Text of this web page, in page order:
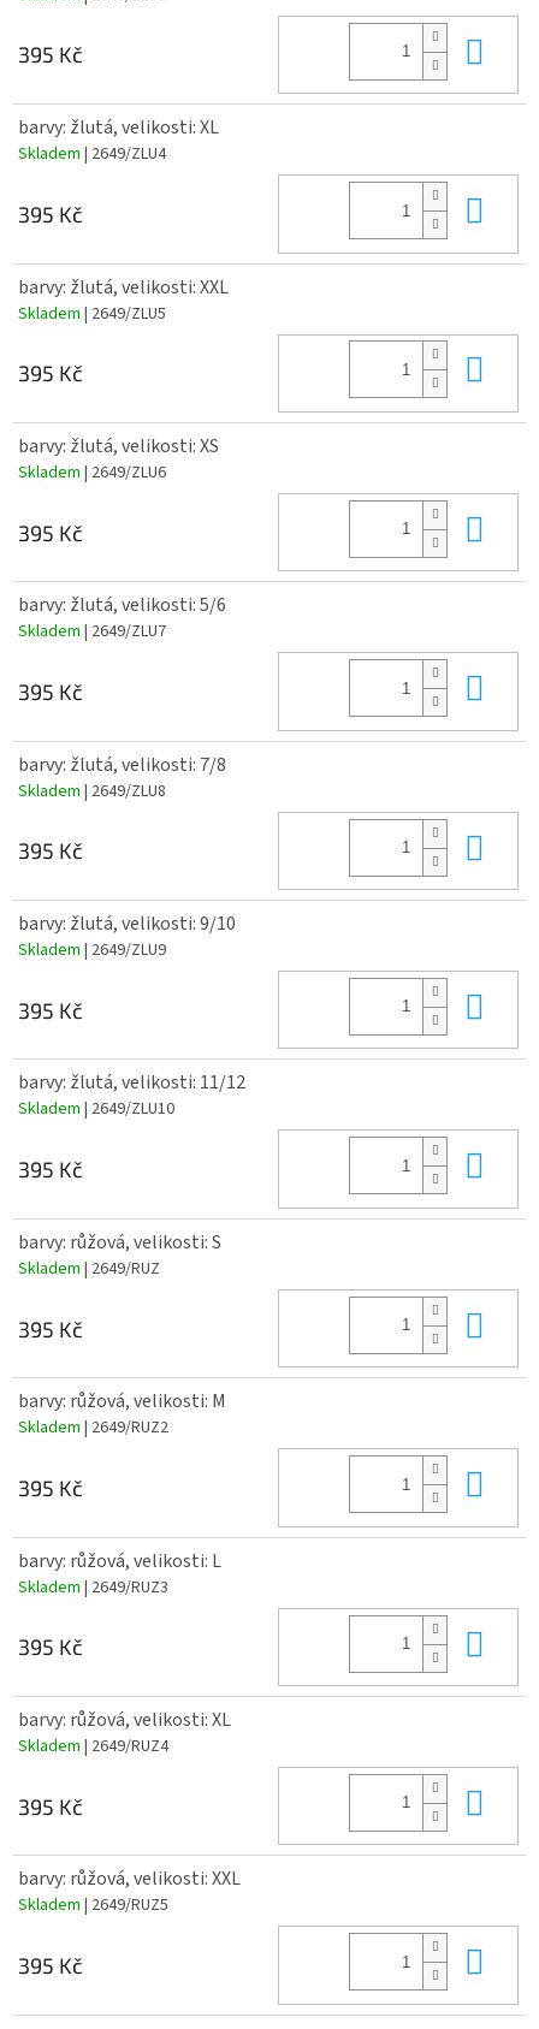
395 Kč
barvy: žlutá, velikosti: XL
Skladem | 2649/ZLU4
395 Kč
barvy: žlutá, velikosti: XXL
Skladem | 2649/ZLU5
395 Kč
barvy: žlutá, velikosti: XS
Skladem | 2649/ZLU6
395 Kč
barvy: žlutá, velikosti: 5/6
Skladem | 2649/ZLU7
395 Kč
barvy: žlutá, velikosti: 7/8
Skladem | 2649/ZLU8
395 Kč
barvy: žlutá, velikosti: 9/10
Skladem | 2649/ZLU9
395 Kč
barvy: žlutá, velikosti: 11/12
Skladem | 2649/ZLU10
395 Kč
barvy: růžová, velikosti: S
Skladem | 2649/RUZ
395 Kč
barvy: růžová, velikosti: M
Skladem | 2649/RUZ2
395 Kč
barvy: růžová, velikosti: L
Skladem | 2649/RUZ3
395 Kč
barvy: růžová, velikosti: XL
Skladem | 2649/RUZ4
395 Kč
barvy: růžová, velikosti: XXL
Skladem | 2649/RUZ5
395 Kč